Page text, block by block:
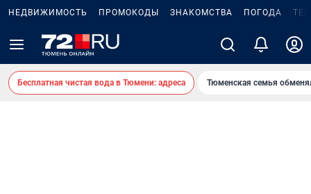
НЕДВИЖИМОСТЬ ПРОМОКОДЫ ЗНАКОМСТВА ПОГОДА
Бесплатная чистая вода в Тюмени: адреса Тюменская семья